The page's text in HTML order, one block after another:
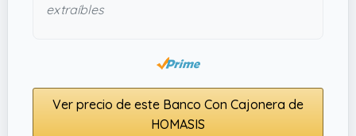
extraíbles
Ver precio de este Banco Con Cajonera de
HOMASIS